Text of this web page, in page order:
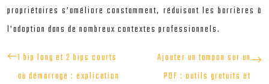
propriétaires s’améliore constamment, réduisant les barrières à
l’adoption dans de nombreux contextes professionnels.
1 bip long et 2 bips courts
au démarrage : explication
Ajouter un tampon sur un
PDF : outils gratuits et